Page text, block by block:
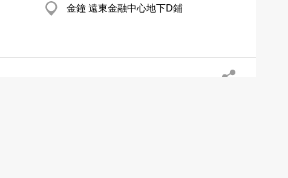
金鐘 遠東金融中心地下D鋪